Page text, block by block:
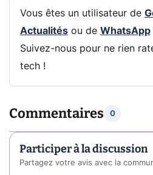
Vous êtes un utilisateur de
Actualitésou de WhatsApp
Suivez-nous pour ne rien
tech !
Commentaires 0
Participer à la discussion
Partagez votre avis avec la